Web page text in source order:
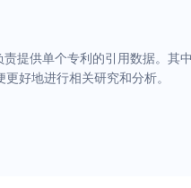
提供单个专利的引用数据。其
好地进行相关研究和分析。